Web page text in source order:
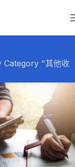
Category "其他收